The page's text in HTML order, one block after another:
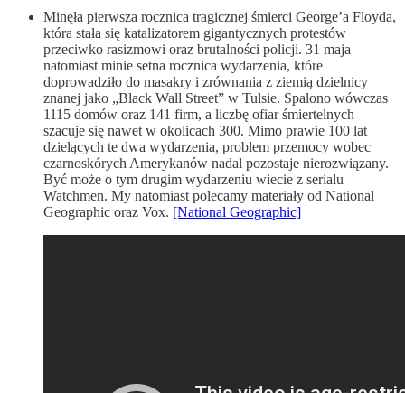
Minęła pierwsza rocznica tragicznej śmierci George’a Floyda,
która stała się katalizatorem gigantycznych protestów
przeciwko rasizmowi oraz brutalności policji. 31 maja
natomiast minie setna rocznica wydarzenia, które
doprowadziło do masakry i zrównania z ziemią dzielnicy
znanej jako „Black Wall Street” w Tulsie. Spalono wówczas
1115 domów oraz 141 firm, a liczbę ofiar śmiertelnych
szacuje się nawet w okolicach 300. Mimo prawie 100 lat
dzielących te dwa wydarzenia, problem przemocy wobec
czarnoskórych Amerykanów nadal pozostaje nierozwiązany.
Być może o tym drugim wydarzeniu wiecie z serialu
Watchmen. My natomiast polecamy materiały od National
Geographic oraz Vox. [National Geographic]